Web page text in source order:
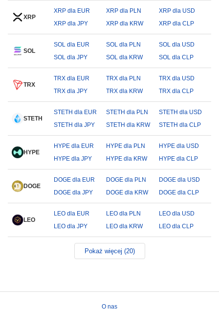
XRP
XRP dla EUR XRP dla PLN
XRP dla USD
XRP dla JPY
XRP dla KRW XRP dla CLP
SOL
SOL dla EUR SOL dla PLN
SOL dla USD
SOL dla JPY
SOL dla KRW SOL dla CLP
TRX
TRX dla EUR TRX dla PLN
TRX dla USD
TRX dla JPY
TRX dla KRW TRX dla CLP
STETH
STETH dla EUR STETH dla PLN
STETH dla USD
STETH dla JPY
STETH dla KRW STETH dla CLP
HYPE
HYPE dla EUR HYPE dla PLN
HYPE dla USD
HYPE dla JPY
HYPE dla KRW HYPE dla CLP
DOGE
DOGE dla EUR DOGE dla PLN
DOGE dla USD
DOGE dla JPY
DOGE dla KRW DOGE dla CLP
LEO
LEO dla EUR LEO dla PLN
LEO dla USD
LEO dla JPY
LEO dla KRW LEO dla CLP
Pokaż więcej (20)
O nas